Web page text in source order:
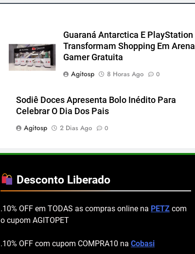
Guaraná Antarctica E PlayStation
Transformam Shopping Em Arena
Gamer Gratuita
Agitosp
8 Horas Ago 0
Sodiê Doces Apresenta Bolo Inédito Para
Celebrar O Dia Dos Pais
Agitosp
2 Dias Ago 0
Desconto Liberado
.10% OFF em TODAS as compras online na PETZ com
o cupom AGITOPET
.10% OFF com cupom COMPRA10 na Cobasi